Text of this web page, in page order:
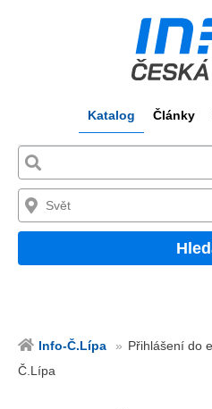
Katalog Články
Info-Č.Lípa
Přihlášení do
Č.Lípa